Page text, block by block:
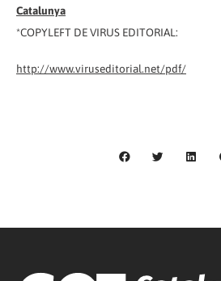
Catalunya
*COPYLEFT DE VIRUS EDITORIAL:
http://www.viruseditorial.net/pdf/